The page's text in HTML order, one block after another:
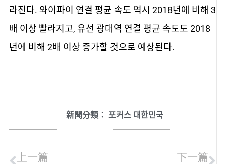
라진다. 와이파이 연결 평균 속도 역시 2018년에 비해 3
배 이상 빨라지고, 유선 광대역 연결 평균 속도도 2018
년에 비해 2배 이상 증가할 것으로 예상된다.
新聞分類： 포커스 대한민국
上一篇 下一篇